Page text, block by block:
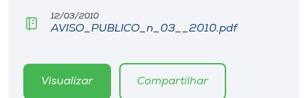
12/03/2010
AVISO_PUBLICO_n_03__2010.pdf
Visualizar Compartilhar